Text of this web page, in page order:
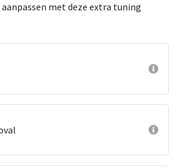
met deze extra tuning